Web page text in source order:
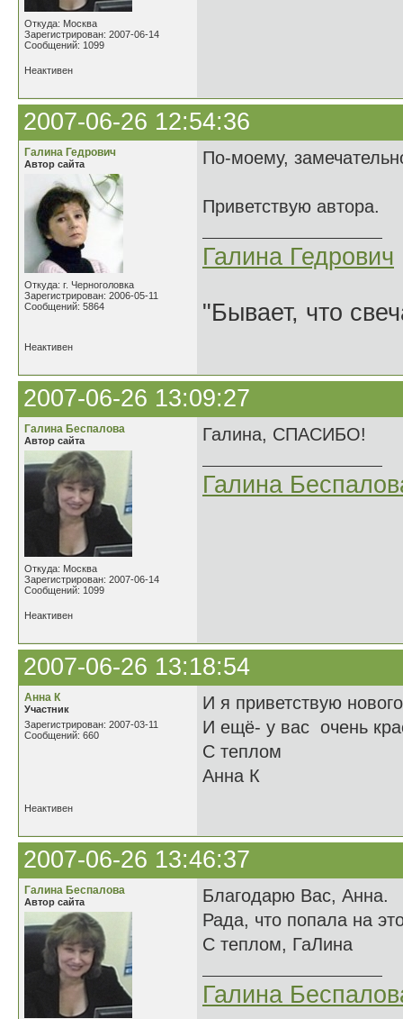
Откуда: Москва
Зарегистрирован: 2007-06-14
Сообщений: 1099
Неактивен
2007-06-26 12:54:36
Галина Гедрович
Автор сайта
Откуда: г. Черноголовка
Зарегистрирован: 2006-05-11
Сообщений: 5864
По-моему,
Приветствую автора.
Галина Гедрович
"Бывает, что
Неактивен
2007-06-26 13:09:27
Галина Беспалова
Автор сайта
Откуда: Москва
Зарегистрирован: 2007-06-14
Сообщений: 1099
Галина, СПАСИБО!
Галина
Неактивен
2007-06-26 13:18:54
Анна К
Участник
Зарегистрирован: 2007-03-11
Сообщений: 660
И я приветствую
И ещё- у вас очень
С теплом
Анна К
Неактивен
2007-06-26 13:46:37
Галина Беспалова
Автор сайта
Благодарю Вас, Анна.
Рада, что попала на
С теплом, ГаЛина
Галина